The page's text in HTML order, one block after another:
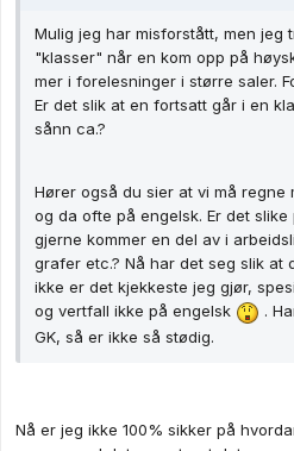
Mulig jeg har misforstått, men jeg
"klasser" når en kom opp på
mer i forelesninger i større saler.
Er det slik at en fortsatt går i en
sånn ca.?
Hører også du sier at vi må regne
og da ofte på engelsk. Er det
gjerne kommer en del av i
grafer etc.? Nå har det seg slik at
ikke er det kjekkeste jeg gjør,
og vertfall ikke på engelsk
.
GK, så er ikke så stødig.
Nå er jeg ikke 100% sikker på